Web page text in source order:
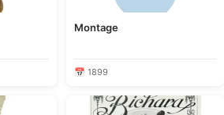
Montage
📅 1899